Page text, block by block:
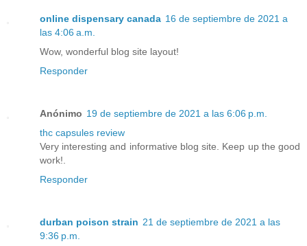
online dispensary canada 16 de septiembre de 2021 a
las 4:06 a.m.
Wow, wonderful blog site layout!
Responder
Anónimo 19 de septiembre de 2021 a las 6:06 p.m.
thc capsules review
Very interesting and informative blog site. Keep up the good
work!.
Responder
durban poison strain 21 de septiembre de 2021 a las
9:36 p.m.